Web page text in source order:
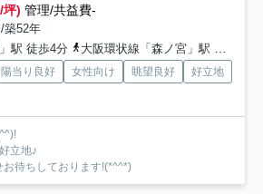
坪) 管理/共益費-
築52年
駅 徒歩4分
大阪環状線「森ノ宮」駅 徒歩10分
陽当り良好 女性向け 眺望良好
好立地
立地♪
待ちしております!(*^^*)